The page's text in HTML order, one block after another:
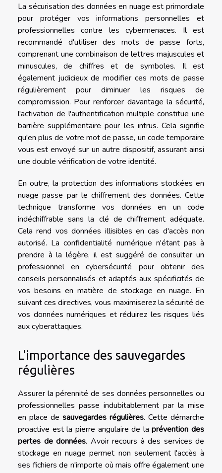
La sécurisation des données en nuage est primordiale
pour protéger vos informations personnelles et
professionnelles contre les cybermenaces. Il est
recommandé d'utiliser des mots de passe forts,
comprenant une combinaison de lettres majuscules et
minuscules, de chiffres et de symboles. Il est
également judicieux de modifier ces mots de passe
régulièrement pour diminuer les risques de
compromission. Pour renforcer davantage la sécurité,
l'activation de l'authentification multiple constitue une
barrière supplémentaire pour les intrus. Cela signifie
qu'en plus de votre mot de passe, un code temporaire
vous est envoyé sur un autre dispositif, assurant ainsi
une double vérification de votre identité.
En outre, la protection des informations stockées en
nuage passe par le chiffrement des données. Cette
technique transforme vos données en un code
indéchiffrable sans la clé de chiffrement adéquate.
Cela rend vos données illisibles en cas d'accès non
autorisé. La confidentialité numérique n'étant pas à
prendre à la légère, il est suggéré de consulter un
professionnel en cybersécurité pour obtenir des
conseils personnalisés et adaptés aux spécificités de
vos besoins en matière de stockage en nuage. En
suivant ces directives, vous maximiserez la sécurité de
vos données numériques et réduirez les risques liés
aux cyberattaques.
L'importance des sauvegardes
régulières
Assurer la pérennité de ses données personnelles ou
professionnelles passe indubitablement par la mise
en place de sauvegardes régulières. Cette démarche
proactive est la pierre angulaire de laprévention des
pertes de données. Avoir recours à des services de
stockage en nuage permet non seulement l'accès à
ses fichiers de n'importe où mais offre également une